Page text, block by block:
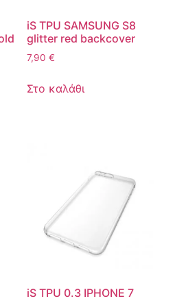
iS TPU SAMSUNG S8
glitter red backcover
7,90 €
Στο καλάθι
iS TPU 0.3 IPHONE 7